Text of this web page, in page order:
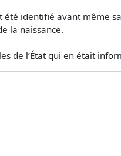
été identifié avant même
la naissance.
de l’État qui en était